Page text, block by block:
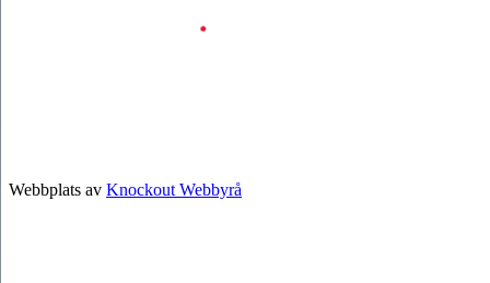
Webbplats av Knockout Webbyrå